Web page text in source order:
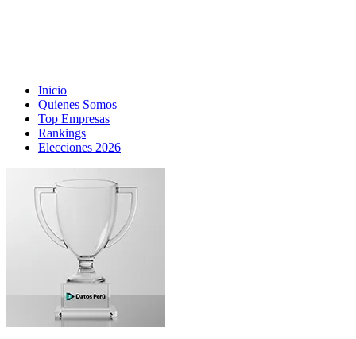
Inicio
Quienes Somos
Top Empresas
Rankings
Elecciones 2026